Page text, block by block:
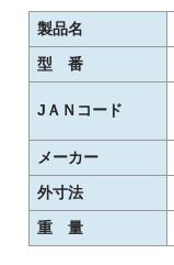
製品名
型 番
JＡＮコード
メーカー
外寸法
重 量